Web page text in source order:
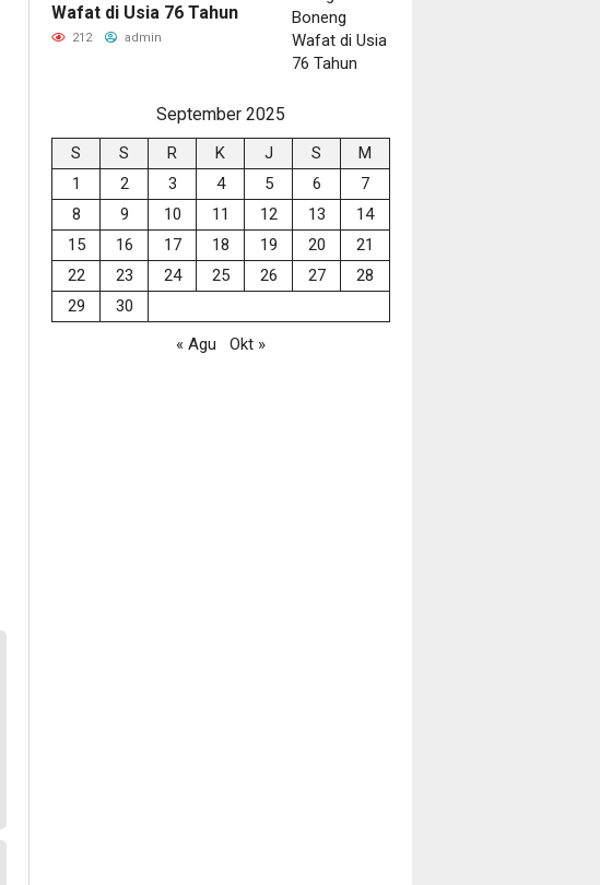
Wafat di Usia 76 Tahun
212 admin
September 2025
S S R K J S
M
1
2 3 4 5 6
7
8
9 10 11 12 13
14
15
16 17 18 19 20
21
22
23 24 25 26 27
28
29
30
« Agu
Okt »